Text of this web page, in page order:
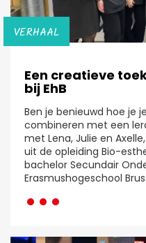
VERHAAL
Een creatieve
bij EhB
Ben je benieuwd hoe je
combineren met een
met Lena, Julie en
uit de opleiding Bio-
bachelor Secundair
Erasmushogeschool
···